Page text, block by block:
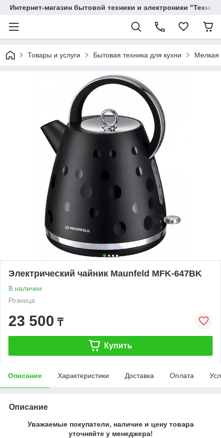
Интернет-магазин бытовой техники и электроники
Товары и услуги Бытовая техника для кухни Мелкая
Электрический чайник Maunfeld MFK-647BK
В наличии
Розница
23 500 ₸
Купить
Описание Характеристики Доставка Оплата
Описание
Уважаемые покупатели, наличие и цену товара
уточняйте у менеджера!